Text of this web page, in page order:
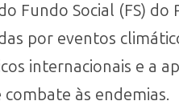
Fundo Social (FS)
por eventos
internacionais e a
às endemias.